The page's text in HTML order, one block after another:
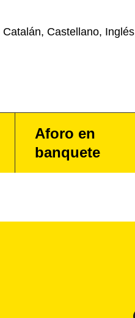
Catalán, Castellano, Inglés
Aforo en
banquete